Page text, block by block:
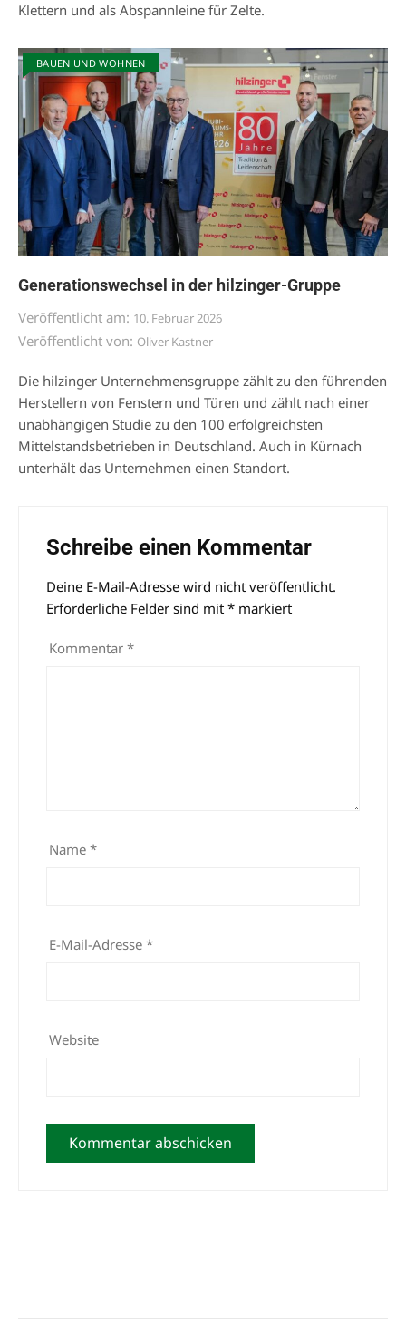
Klettern und als Abspannleine für Zelte.
BAUEN UND WOHNEN
Generationswechsel in der hilzinger-Gruppe
Veröffentlicht am: 10. Februar 2026
Veröffentlicht von: Oliver Kastner
Die hilzinger Unternehmensgruppe zählt zu den führenden
Herstellern von Fenstern und Türen und zählt nach einer
unabhängigen Studie zu den 100 erfolgreichsten
Mittelstandsbetrieben in Deutschland. Auch in Kürnach
unterhält das Unternehmen einen Standort.
Schreibe einen Kommentar
Deine E-Mail-Adresse wird nicht veröffentlicht.
Erforderliche Felder sind mit * markiert
Kommentar *
Name *
E-Mail-Adresse *
Website
Alternative: